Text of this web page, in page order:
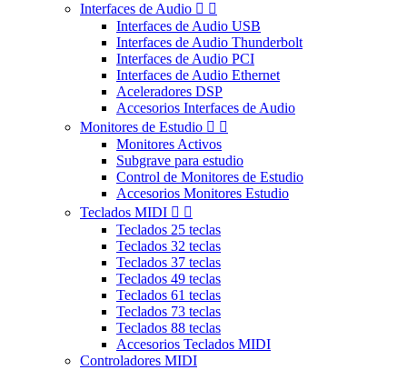
Interfaces de Audio  
Interfaces de Audio USB
Interfaces de Audio Thunderbolt
Interfaces de Audio PCI
Interfaces de Audio Ethernet
Aceleradores DSP
Accesorios Interfaces de Audio
Monitores de Estudio  
Monitores Activos
Subgrave para estudio
Control de Monitores de Estudio
Accesorios Monitores Estudio
Teclados MIDI  
Teclados 25 teclas
Teclados 32 teclas
Teclados 37 teclas
Teclados 49 teclas
Teclados 61 teclas
Teclados 73 teclas
Teclados 88 teclas
Accesorios Teclados MIDI
Controladores MIDI